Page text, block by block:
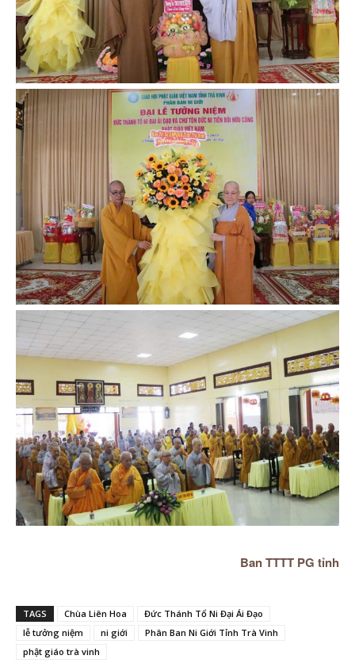
Ban TTTT PG tỉnh
TAGS Chùa Liên Hoa
Đức Thánh Tổ Ni Đại Ái Đạo
lễ tưởng niệm
ni giới
Phân Ban Ni Giới Tỉnh Trà Vinh
phật giáo trà vinh